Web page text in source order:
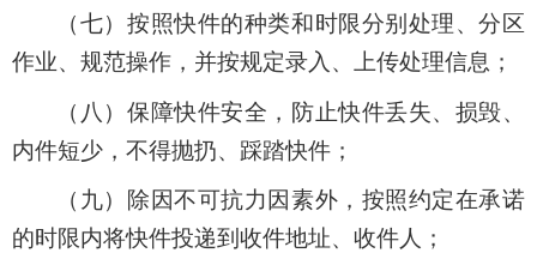
（七）按照快件的种类和时限分别处理、分区
作业、规范操作，并按规定录入、上传处理信息；
（八）保障快件安全，防止快件丢失、损毁、
内件短少，不得抛扔、踩踏快件；
（九）除因不可抗力因素外，按照约定在承诺
的时限内将快件投递到收件地址、收件人；